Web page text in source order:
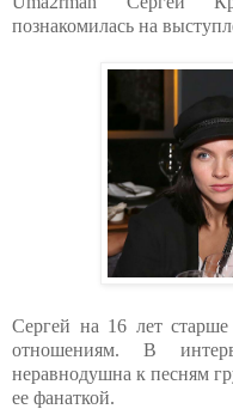
познакомилась на
Сергей на 16 лет
отношениям. В
неравнодушна к песням
ее фанаткой.